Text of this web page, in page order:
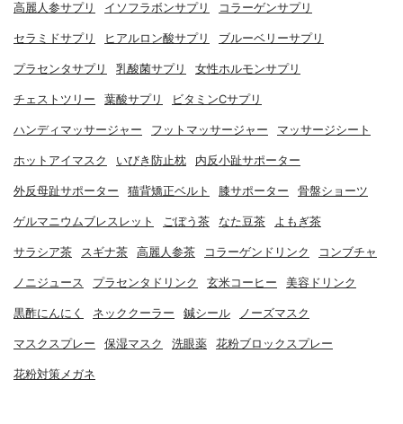
高麗人参サプリ イソフラボンサプリ コラーゲンサプリ
セラミドサプリ ヒアルロン酸サプリ ブルーベリーサプリ
プラセンタサプリ 乳酸菌サプリ 女性ホルモンサプリ
チェストツリー 葉酸サプリ ビタミンCサプリ
ハンディマッサージャー フットマッサージャー マッサージシート
ホットアイマスク いびき防止枕 内反小趾サポーター
外反母趾サポーター 猫背矯正ベルト 膝サポーター 骨盤ショーツ
ゲルマニウムブレスレット ごぼう茶 なた豆茶 よもぎ茶
サラシア茶 スギナ茶 高麗人参茶 コラーゲンドリンク コンブチャ
ノニジュース プラセンタドリンク 玄米コーヒー 美容ドリンク
黒酢にんにく ネッククーラー 鍼シール ノーズマスク
マスクスプレー 保湿マスク 洗眼薬 花粉ブロックスプレー
花粉対策メガネ